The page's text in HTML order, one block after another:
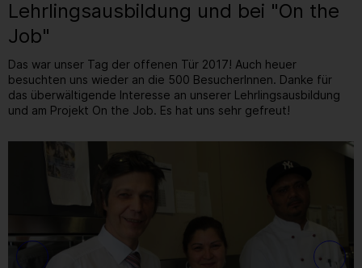
Lehrlingsausbildung und bei "On the
Job"
Das war unser Tag der offenen Tür 2017! Auch heuer
besuchten uns wieder an die 500 BesucherInnen. Danke für
das überwältigende Interesse an unserer Lehrlingsausbildung
und am Projekt On the Job. Es hat uns sehr gefreut!